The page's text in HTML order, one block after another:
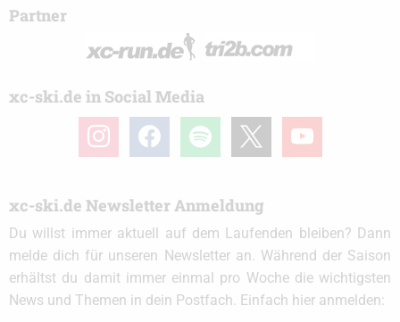
Partner
xc-ski.de in Social Media
instagramfacebook spotify youtube
xc-ski.de Newsletter Anmeldung
Du willst immer aktuell auf dem Laufenden bleiben? Dann
melde dich für unseren Newsletter an. Während der Saison
erhältst du damit immer einmal pro Woche die wichtigsten
News und Themen in dein Postfach. Einfach hier anmelden: